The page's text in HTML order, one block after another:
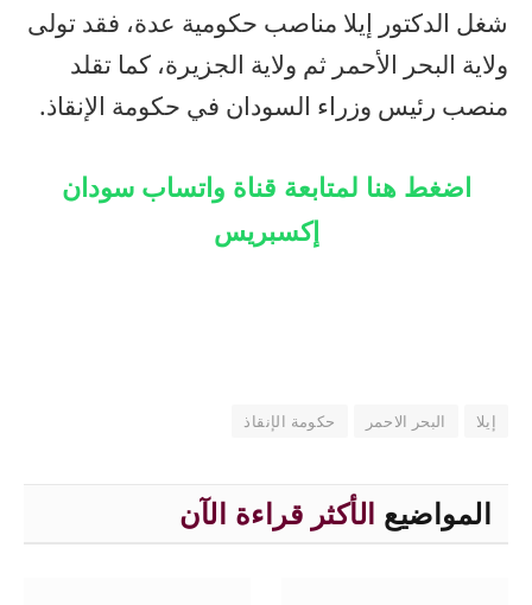
شغل الدكتور إيلا مناصب حكومية عدة، فقد تولى
ولاية البحر الأحمر ثم ولاية الجزيرة، كما تقلد
منصب رئيس وزراء السودان في حكومة الإنقاذ.
اضغط هنا لمتابعة قناة واتساب سودان
إكسبريس
إيلا البحر الاحمر حكومة الإنقاذ
المواضيع الأكثر قراءة الآن